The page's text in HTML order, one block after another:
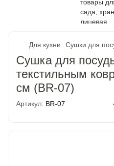
Для кухни Сушки для
Сушка для
текстильным
см (BR-07)
Артикул: BR-07